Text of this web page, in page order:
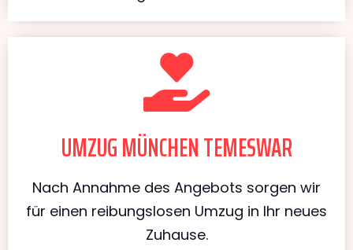
UMZUG MÜNCHEN TEMESWAR
Nach Annahme des Angebots sorgen wir
für einen reibungslosen Umzug in Ihr neues
Zuhause.